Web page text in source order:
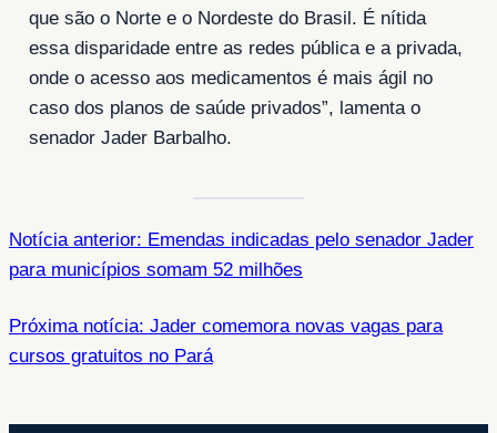
que são o Norte e o Nordeste do Brasil. É nítida
essa disparidade entre as redes pública e a privada,
onde o acesso aos medicamentos é mais ágil no
caso dos planos de saúde privados”, lamenta o
senador Jader Barbalho.
Notícia anterior: Emendas indicadas pelo senador Jader
para municípios somam 52 milhões
Próxima notícia: Jader comemora novas vagas para
cursos gratuitos no Pará